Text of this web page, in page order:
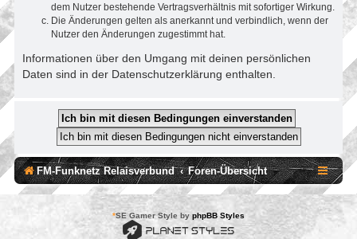
dem Nutzer bestehende Vertragsverhältnis mit sofortiger Wirkung.
Die Änderungen gelten als anerkannt und verbindlich, wenn der
Nutzer den Änderungen zugestimmt hat.
Informationen über den Umgang mit deinen persönlichen
Daten sind in der Datenschutzerklärung enthalten.
FM-Funknetz Relaisverbund Foren-Übersicht
*SE Gamer Style by phpBB Styles